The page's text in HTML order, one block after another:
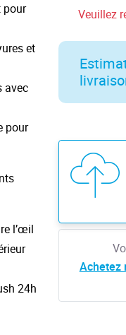
pour
et
avec
pour
l’œil
24h
Veuillez
Achetez